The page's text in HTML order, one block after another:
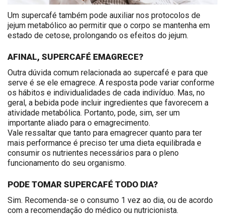
Um supercafé também pode auxiliar nos protocolos de
jejum metabólico ao permitir que o corpo se mantenha em
estado de cetose, prolongando os efeitos do jejum.
AFINAL, SUPERCAFÉ EMAGRECE?
Outra dúvida comum relacionada ao supercafé e para que
serve é se ele emagrece. A resposta pode variar conforme
os hábitos e individualidades de cada indivíduo. Mas, no
geral, a bebida pode incluir ingredientes que favorecem a
atividade metabólica. Portanto, pode, sim, ser um
importante aliado para o emagrecimento.
Vale ressaltar que tanto para emagrecer quanto para ter
mais performance é preciso ter uma dieta equilibrada e
consumir os nutrientes necessários para o pleno
funcionamento do seu organismo.
PODE TOMAR SUPERCAFÉ TODO DIA?
Sim. Recomenda-se o consumo 1 vez ao dia, ou de acordo
com a recomendação do médico ou nutricionista.